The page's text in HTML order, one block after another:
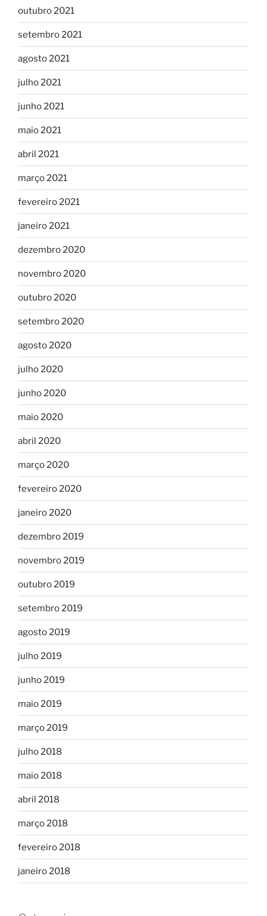
outubro 2021
setembro 2021
agosto 2021
julho 2021
junho 2021
maio 2021
abril 2021
março 2021
fevereiro 2021
janeiro 2021
dezembro 2020
novembro 2020
outubro 2020
setembro 2020
agosto 2020
julho 2020
junho 2020
maio 2020
abril 2020
março 2020
fevereiro 2020
janeiro 2020
dezembro 2019
novembro 2019
outubro 2019
setembro 2019
agosto 2019
julho 2019
junho 2019
maio 2019
março 2019
julho 2018
maio 2018
abril 2018
março 2018
fevereiro 2018
janeiro 2018